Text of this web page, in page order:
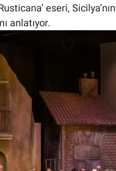
eseri,
anlatıyor.